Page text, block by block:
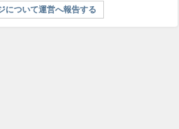
について運営へ報告する